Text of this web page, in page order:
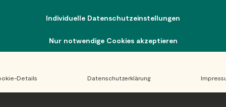
Individuelle Datenschutzeinstellungen
Nur notwendige Cookies akzeptieren
Details Datenschutzerklärung